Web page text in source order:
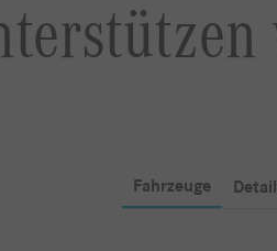
Fahrzeuge